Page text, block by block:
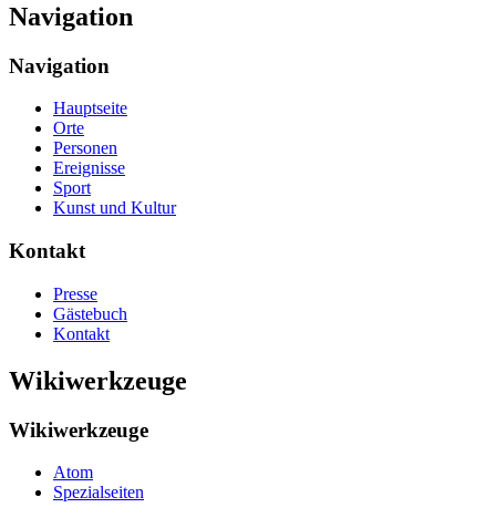
Navigation
Navigation
Hauptseite
Orte
Personen
Ereignisse
Sport
Kunst und Kultur
Kontakt
Presse
Gästebuch
Kontakt
Wikiwerkzeuge
Wikiwerkzeuge
Atom
Spezialseiten